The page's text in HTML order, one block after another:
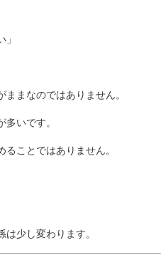
」
まなのではありません。
多いです。
ことではありません。
は少し変わります。